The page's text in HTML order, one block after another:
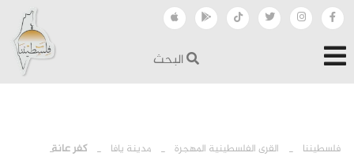
البحث
فلسطيننا › القرى الفلسطينية المهجرة مدينة يافا كفر عانة